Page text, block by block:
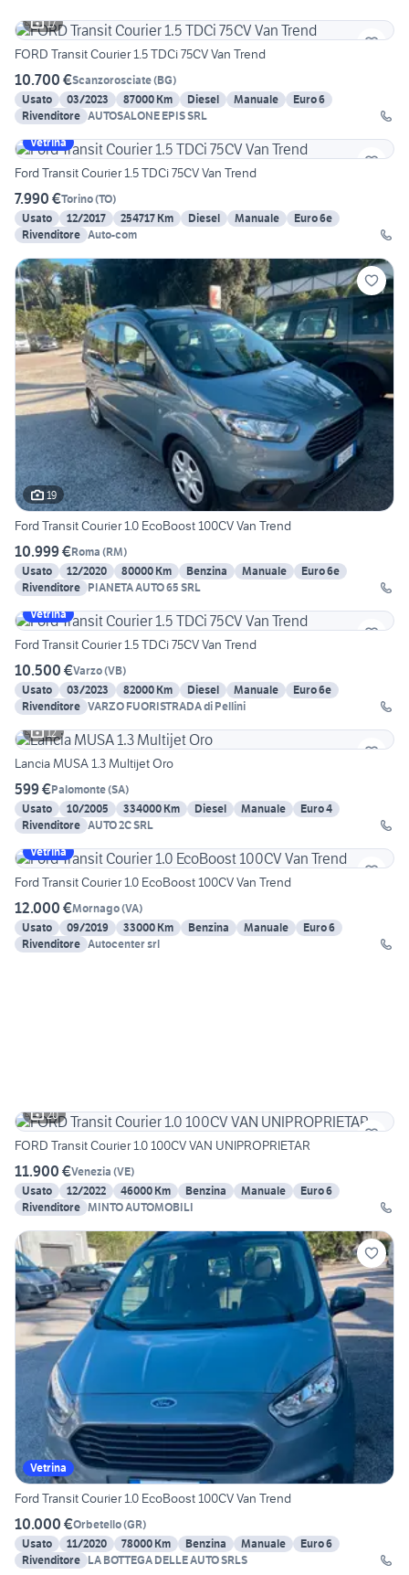
17
FORD Transit Courier 1.5 TDCi 75CV Van Trend
10.700 €Scanzorosciate(BG)
Usato
03/2023 87000 Km Diesel Manuale
Euro 6
Rivenditore AUTOSALONE EPIS SRL
Vetrina
Ford Transit Courier 1.5 TDCi 75CV Van Trend
7.990 €Torino(TO)
Usato
12/2017 254717 Km Diesel Manuale
Euro 6e
Rivenditore Auto-com
19
Ford Transit Courier 1.0 EcoBoost 100CV Van Trend
10.999 €Roma (RM)
Usato
12/2020 80000 Km Benzina Manuale
Euro 6e
Rivenditore PIANETA AUTO 65 SRL
Vetrina
Ford Transit Courier 1.5 TDCi 75CV Van Trend
10.500 €Varzo(VB)
Usato
03/2023 82000 Km Diesel Manuale
Euro 6e
Rivenditore VARZO FUORISTRADA di Pellini
12
Lancia MUSA 1.3 Multijet Oro
599 €Palomonte(SA)
Usato
10/2005 334000 Km Diesel Manuale
Euro 4
Rivenditore AUTO 2C SRL
Vetrina
Ford Transit Courier 1.0 EcoBoost 100CV Van Trend
12.000 €Mornago(VA)
Usato
09/2019 33000 Km Benzina Manuale
Euro 6
Rivenditore Autocenter srl
20
FORD Transit Courier 1.0 100CV VAN UNIPROPRIETAR
11.900 €Venezia (VE)
Usato
12/2022 46000 Km Benzina Manuale
Euro 6
Rivenditore MINTO AUTOMOBILI
Vetrina
Ford Transit Courier 1.0 EcoBoost 100CV Van Trend
10.000 €Orbetello(GR)
Usato
11/2020 78000 Km Benzina Manuale
Euro 6
Rivenditore LA BOTTEGA DELLE AUTO SRLS